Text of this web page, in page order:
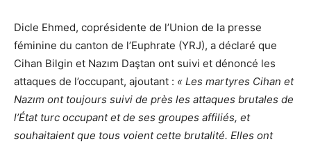
Dicle Ehmed, coprésidente de l’Union de la presse
féminine du canton de l’Euphrate (YRJ), a déclaré que
Cihan Bilgin et Nazım Daştan ont suivi et dénoncé les
attaques de l’occupant, ajoutant : « Les martyres Cihan et
Nazım ont toujours suivi de près les attaques brutales de
l’État turc occupant et de ses groupes affiliés, et
souhaitaient que tous voient cette brutalité. Elles ont